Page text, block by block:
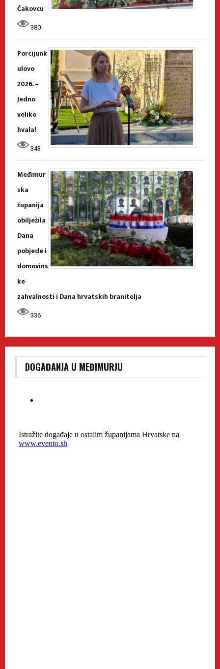
Čakovcu
380
Porcijunk
ulovo
2026. –
Jedno
veliko
hvala!
343
Međimur
ska
županija
obilježila
Dana
pobjede i
domovins
ke
zahvalnosti i Dana hrvatskih branitelja
336
DOGAĐANJA U MEĐIMURJU